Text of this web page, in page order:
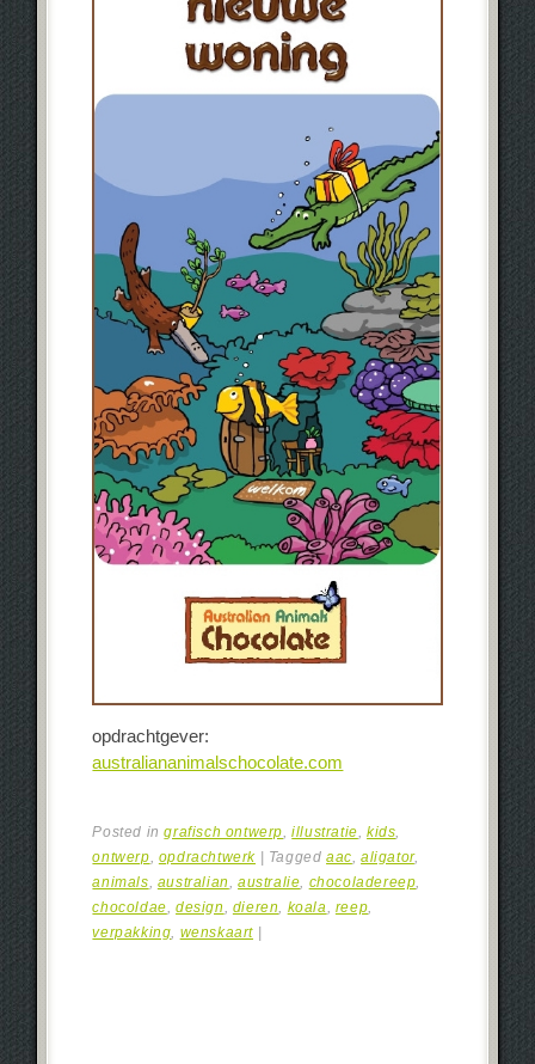
opdrachtgever:
australiananimalschocolate.com
Posted ingrafisch ontwerp,illustratie,kids,
ontwerp, opdrachtwerk Taggedaac,aligator,
animals, australian,australie, chocoladereep,
chocoldae,design, dieren, koala, reep,
verpakking, wenskaart